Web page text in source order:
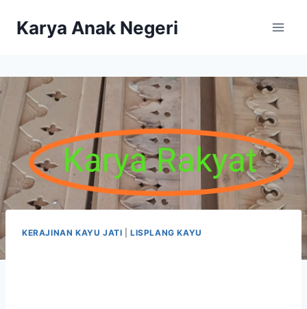
Karya Anak Negeri
KERAJINAN KAYU JATI |LISPLANG KAYU